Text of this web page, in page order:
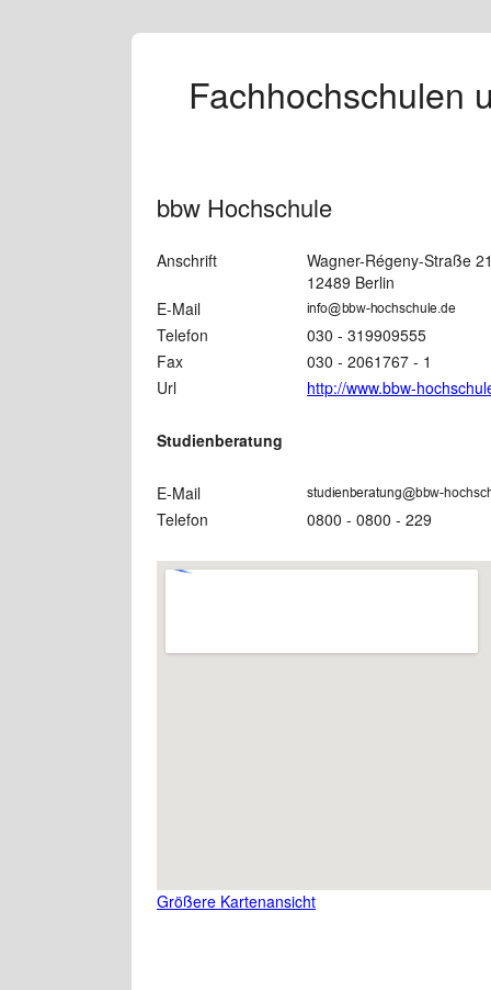
Fachhochschulen
bbw Hochschule
Anschrift
Wagner-Régeny-Straße
12489 Berlin
E-Mail
Telefon
030 - 319909555
Fax
030 - 2061767 - 1
Url
http://www.bbw-
Studienberatung
E-Mail
Telefon
0800 - 0800 - 229
Größere Kartenansicht